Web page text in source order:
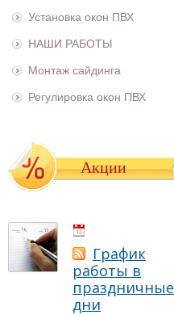
Установка окон ПВХ
НАШИ РАБОТЫ
Монтаж сайдинга
Регулировка окон ПВХ
Акции
График
работы в
праздничные
дни